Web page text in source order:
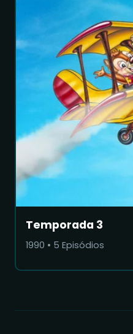
Temporada 3
1990 • 5 Episódios